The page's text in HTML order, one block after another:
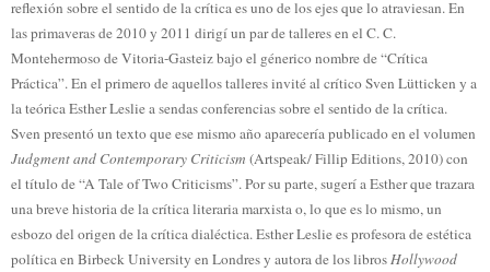
reflexión sobre el sentido de la crítica es uno de los ejes que lo atraviesan. En
las primaveras de 2010 y 2011 dirigí un par de talleres en el C. C.
Montehermoso de Vitoria-Gasteiz bajo el génerico nombre de “Crítica
Práctica”. En el primero de aquellos talleres invité al crítico Sven Lütticken y a
la teórica Esther Leslie a sendas conferencias sobre el sentido de la crítica.
Sven presentó un texto que ese mismo año aparecería publicado en el volumen
Judgment and Contemporary Criticism (Artspeak/ Fillip Editions, 2010) con
el título de “A Tale of Two Criticisms”. Por su parte, sugerí a Esther que trazara
una breve historia de la crítica literaria marxista o, lo que es lo mismo, un
esbozo del origen de la crítica dialéctica. Esther Leslie es profesora de estética
política en Birbeck University en Londres y autora de los librosHollywood